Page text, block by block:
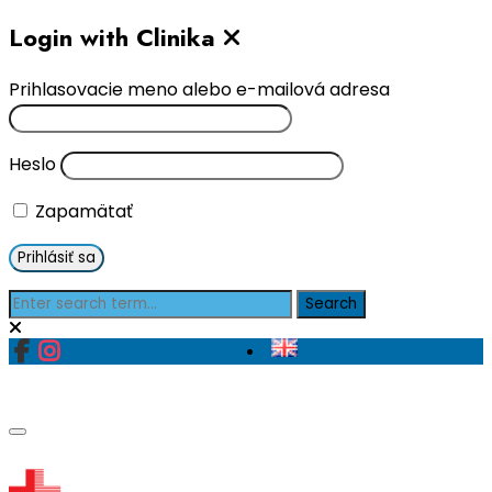
Login with Clinika
Prihlasovacie meno alebo e-mailová adresa
Heslo
Zapamätať